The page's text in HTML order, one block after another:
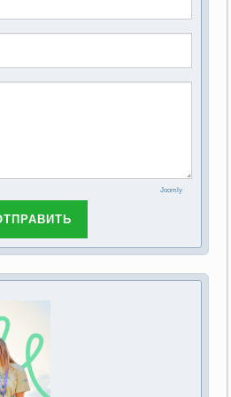
закона Российской
обслуживания граждан в
Joomly